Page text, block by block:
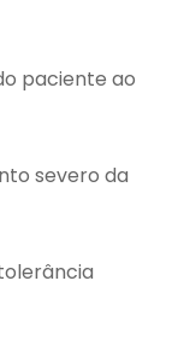
paciente ao
severo da